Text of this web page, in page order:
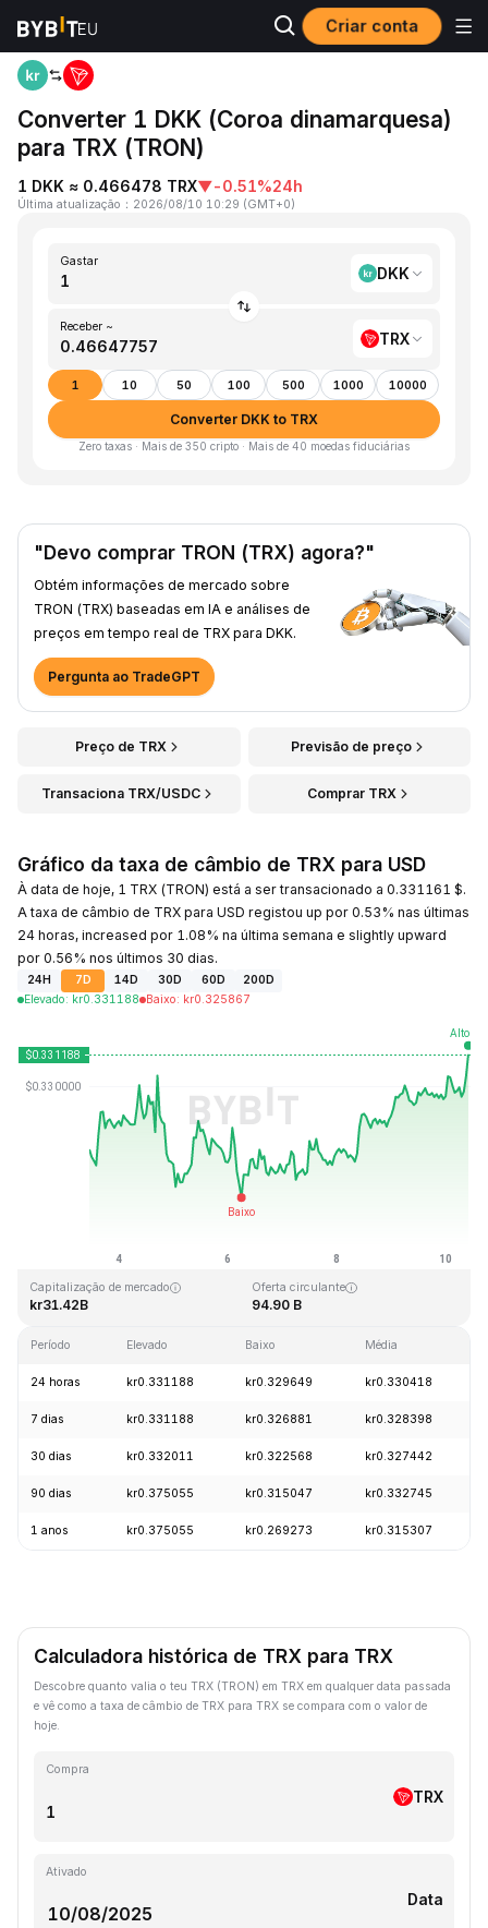
Criar conta
Página inicial
Converter 1 DKK (Coroa dinamarquesa)
para TRX (TRON)
1 DKK ≈ 0.466478 TRX▼-0.51%24h
Última atualização ： 2026/08/10 10:29 (GMT+0)
Gastar
DKK
Receber ~
TRX
1 10 50 100 500 1000 10000
Converter DKK to TRX
Zero taxas · Mais de 350 cripto · Mais de 40 moedas fiduciárias
"Devo comprar TRON (TRX) agora?"
Obtém informações de mercado sobre
TRON (TRX) baseadas em IA e análises de
preços em tempo real de TRX para DKK.
Pergunta ao TradeGPT
Preço de TRX Previsão de preço
Transaciona TRX/USDC Comprar TRX
Gráfico da taxa de câmbio de TRX para USD
À data de hoje, 1 TRX (TRON) está a ser transacionado a 0.331161 $.
A taxa de câmbio de TRX para USD registou up por 0.53% nas últimas
24 horas, increased por 1.08% na última semana e slightly upward
por 0.56% nos últimos 30 dias.
24H 7D 14D 30D 60D
200D
Elevado: kr0.331188 Baixo: kr0.325867
Última atualização: 2026-08-10, 10:29 GMT+0
Capitalização de mercado
kr31.42B
Oferta circulante
94.90 B
Período Elevado Baixo Média
24 horas kr0.331188 kr0.329649 kr0.330418
7 dias kr0.331188 kr0.326881 kr0.328398
30 dias kr0.332011 kr0.322568 kr0.327442
90 dias kr0.375055 kr0.315047 kr0.332745
1 anos kr0.375055 kr0.269273 kr0.315307
Calculadora histórica de TRX para TRX
Descobre quanto valia o teu TRX (TRON) em TRX em qualquer data passada
e vê como a taxa de câmbio de TRX para TRX se compara com o valor de
hoje.
Compra
TRX
Ativado
Data